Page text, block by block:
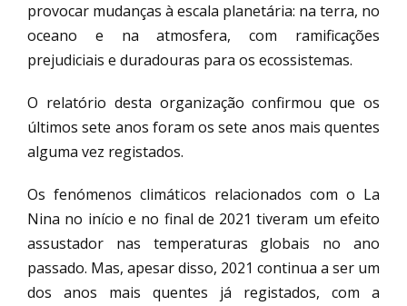
provocar mudanças à escala planetária: na terra, no
oceano e na atmosfera, com ramificações
prejudiciais e duradouras para os ecossistemas.
O relatório desta organização confirmou que os
últimos sete anos foram os sete anos mais quentes
alguma vez registados.
Os fenómenos climáticos relacionados com o La
Nina no início e no final de 2021 tiveram um efeito
assustador nas temperaturas globais no ano
passado. Mas, apesar disso, 2021 continua a ser um
dos anos mais quentes já registados, com a